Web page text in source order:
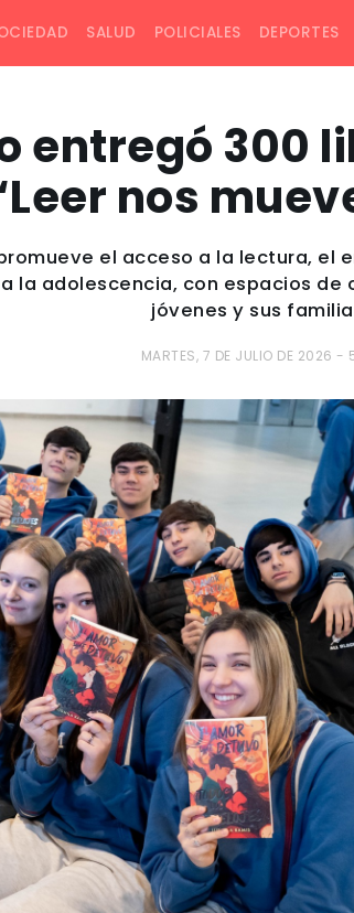
SALUD POLICIALES DEPORTES
entregó 300
nos
el acceso a la lectura, el
la adolescencia, con espacios
jóvenes y sus
MARTES, 7 DE JULIO DE 2026 -